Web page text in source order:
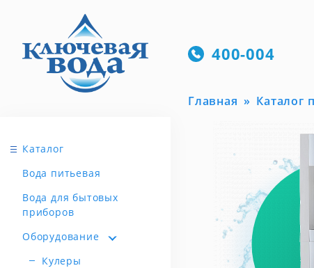
Каталог
Вода питьевая
Вода для бытовых
приборов
Оборудование
Кулеры
400-004
Главная Каталог